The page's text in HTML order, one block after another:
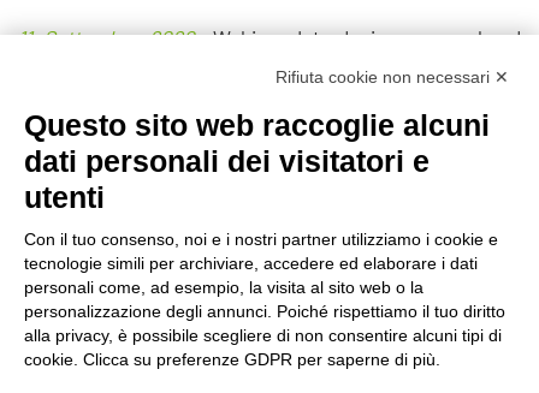
11 Settembre 2020:Webinar Introducing a new lgmd
natural history study – Speak Foundation - USA
Avanti
©2020 GFBONLUS.IT - GRUPPO FAMILIARI BETA-SARCOGLICANOPATIE
+39 328 0075986 INFO@BETA-SARCOGLICANOPATIE.IT
VIA CIVASCA 112 23018TALAMONA - SO ITALIA
Rifiuta cookie non necessari ✕
Questo sito web raccoglie alcuni
dati personali dei visitatori e
utenti
Con il tuo consenso, noi e i nostri partner utilizziamo i cookie e
tecnologie simili per archiviare, accedere ed elaborare i dati
personali come, ad esempio, la visita al sito web o la
personalizzazione degli annunci. Poiché rispettiamo il tuo diritto
alla privacy, è possibile scegliere di non consentire alcuni tipi di
cookie. Clicca su preferenze GDPR per saperne di più.